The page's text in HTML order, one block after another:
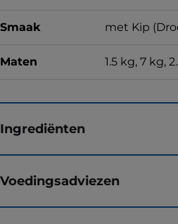
Smaak met Kip
Maten 1.5 kg, 7 kg,
Ingrediënten
Voedingsadviezen